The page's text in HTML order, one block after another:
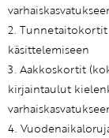
2.
käsittelemiseen
3. Aakkoskortit
kirjaintaulut
4.